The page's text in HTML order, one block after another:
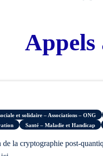
Appels
et solidaire – Associations – ONG
Santé – Maladie et Handicap
de la cryptographie post-